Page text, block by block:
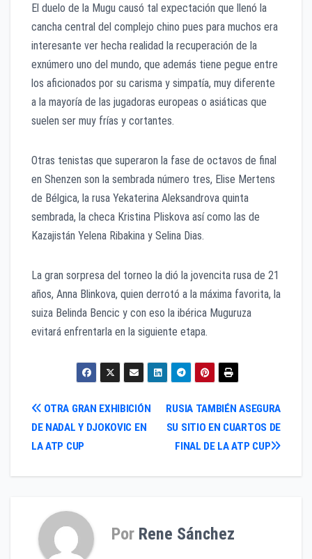
El duelo de la Mugu causó tal expectación que llenó la
cancha central del complejo chino pues para muchos era
interesante ver hecha realidad la recuperación de la
exnúmero uno del mundo, que además tiene pegue entre
los aficionados por su carisma y simpatía, muy diferente
a la mayoría de las jugadoras europeas o asiáticas que
suelen ser muy frías y cortantes.
Otras tenistas que superaron la fase de octavos de final
en Shenzen son la sembrada número tres, Elise Mertens
de Bélgica, la rusa Yekaterina Aleksandrova quinta
sembrada, la checa Kristina Pliskova así como las de
Kazajistán Yelena Ribakina y Selina Dias.
La gran sorpresa del torneo la dió la jovencita rusa de 21
años, Anna Blinkova, quien derrotó a la máxima favorita, la
suiza Belinda Bencic y con eso la ibérica Muguruza
evitará enfrentarla en la siguiente etapa.
Navegación
de
RUSIA TAMBIÉN ASEGURA
SU SITIO EN CUARTOS DE
FINAL DE LA ATP CUP
OTRA GRAN EXHIBICIÓN
DE NADAL Y DJOKOVIC EN
LA ATP CUP
Por Rene Sánchez